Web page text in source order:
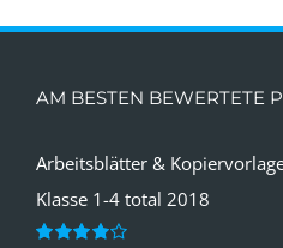
AM BESTEN BEWERTETE
Arbeitsblätter &
Klasse 1-4 total 2018